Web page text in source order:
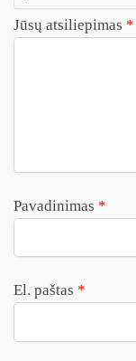
Jūsų atsiliepimas *
Pavadinimas *
El. paštas *